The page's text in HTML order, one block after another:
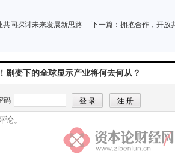
共同探讨未来发展新思路 下一篇： 拥抱合作，开
剧变下的全球显示产业将何去何从？
码